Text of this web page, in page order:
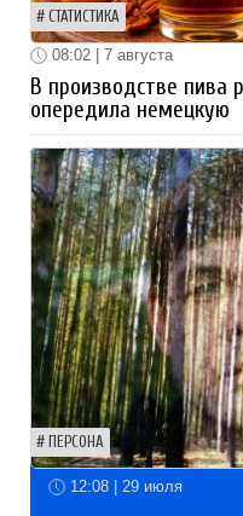
СТАТИСТИКА
08:02 | 7 августа
В производстве пива
опередила немецкую
ПЕРСОНА
12:08 | 29 июля